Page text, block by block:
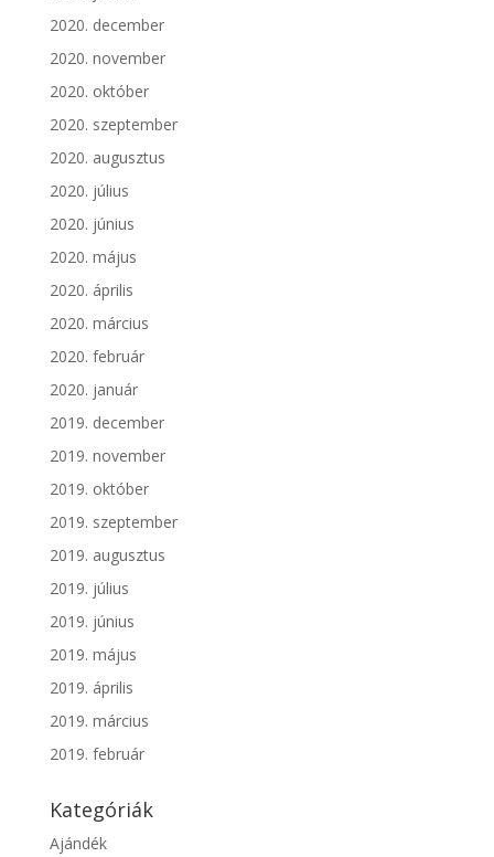
2020. december
2020. november
2020. október
2020. szeptember
2020. augusztus
2020. július
2020. június
2020. május
2020. április
2020. március
2020. február
2020. január
2019. december
2019. november
2019. október
2019. szeptember
2019. augusztus
2019. július
2019. június
2019. május
2019. április
2019. március
2019. február
Kategóriák
Ajándék